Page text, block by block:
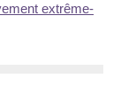
extrême-